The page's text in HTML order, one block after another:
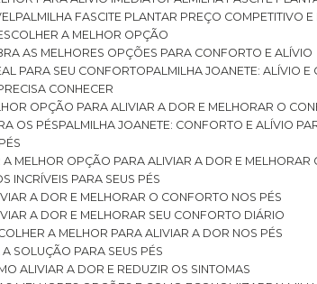
PALMILHA FASCITE PLANTAR PREÇO COMPETITIVO E
A MELHOR OPÇÃO
AS MELHORES OPÇÕES PARA CONFORTO E ALÍVIO
PARA SEU CONFORTO
PALMILHA JOANETE: ALÍVIO
CONHECER
OPÇÃO PARA ALIVIAR A DOR E MELHORAR O
OS PÉS
PALMILHA JOANETE: CONFORTO E ALÍVIO
A MELHOR OPÇÃO PARA ALIVIAR A DOR E MELHORAR
INCRÍVEIS PARA SEUS PÉS
A DOR E MELHORAR O CONFORTO NOS PÉS
A DOR E MELHORAR SEU CONFORTO DIÁRIO
A MELHOR PARA ALIVIAR A DOR NOS PÉS
SOLUÇÃO PARA SEUS PÉS
ALIVIAR A DOR E REDUZIR OS SINTOMAS